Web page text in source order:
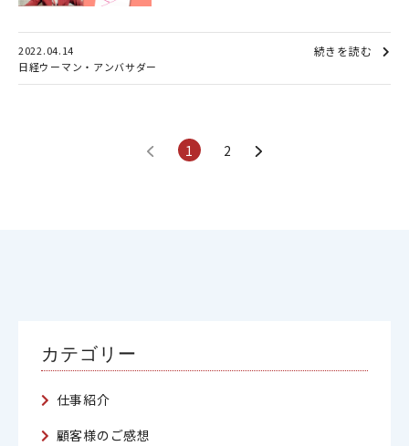
2022.04.14
日経ウーマン・アンバサダー
続きを読む
1 2
カテゴリー
仕事紹介
顧客様のご感想